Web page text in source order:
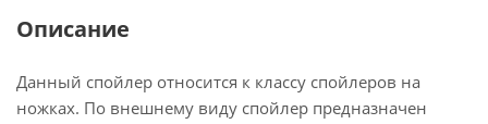
Описание
Данный спойлер относится к классу спойлеров на
ножках. По внешнему виду спойлер предназначен